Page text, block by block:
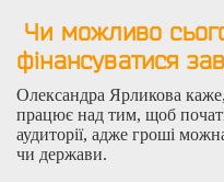
Чи можливо
фінансуватися
Олександра Ярликова
працює над тим, щоб
аудиторії, адже гроші
чи держави.